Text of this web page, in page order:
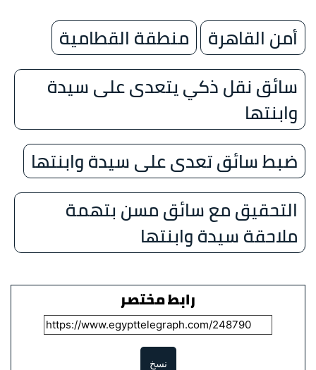
أمن القاهرة
منطقة القطامية
سائق نقل ذكي يتعدى على سيدة
وابنتها
ضبط سائق تعدى على سيدة وابنتها
التحقيق مع سائق مسن بتهمة
ملاحقة سيدة وابنتها
رابط مختصر
نسخ